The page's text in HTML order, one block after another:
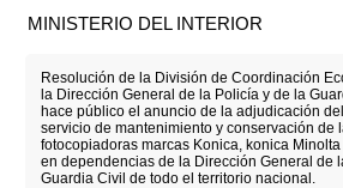
MINISTERIO DEL INTERIOR
Resolución de la División de Coordinación
la Dirección General de la Policía y de la
hace público el anuncio de la adjudicación
servicio de mantenimiento y conservación de
fotocopiadoras marcas Konica, konica
en dependencias de la Dirección General de
Guardia Civil de todo el territorio nacional.